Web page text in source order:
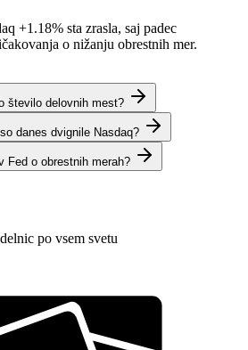
+1.18% sta zrasla, saj padec
o nižanju obrestnih mer.
število delovnih mest?
danes dvignile Nasdaq?
Fed o obrestnih merah?
po vsem svetu